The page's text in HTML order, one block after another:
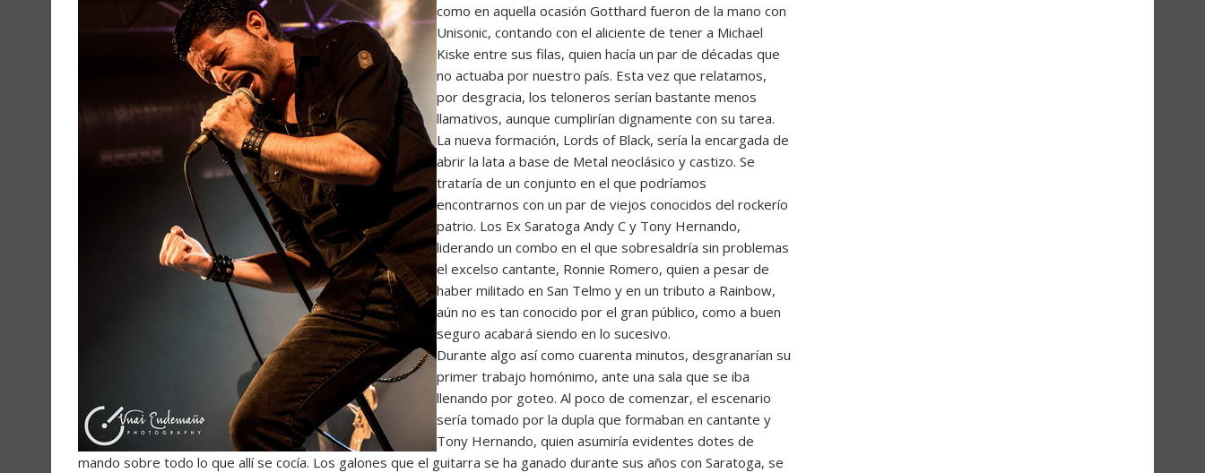
como en aquella ocasión Gotthard fueron de la mano con
Unisonic, contando con el aliciente de tener a Michael
Kiske entre sus filas, quien hacía un par de décadas que
no actuaba por nuestro país. Esta vez que relatamos,
por desgracia, los teloneros serían bastante menos
llamativos, aunque cumplirían dignamente con su tarea.
La nueva formación, Lords of Black, sería la encargada de
abrir la lata a base de Metal neoclásico y castizo. Se
trataría de un conjunto en el que podríamos
encontrarnos con un par de viejos conocidos del rockerío
patrio. Los Ex Saratoga Andy C y Tony Hernando,
liderando un combo en el que sobresaldría sin problemas
el excelso cantante, Ronnie Romero, quien a pesar de
haber militado en San Telmo y en un tributo a Rainbow,
aún no es tan conocido por el gran público, como a buen
seguro acabará siendo en lo sucesivo.
Durante algo así como cuarenta minutos, desgranarían su
primer trabajo homónimo, ante una sala que se iba
llenando por goteo. Al poco de comenzar, el escenario
sería tomado por la dupla que formaban en cantante y
Tony Hernando, quien asumiría evidentes dotes de
mando sobre todo lo que allí se cocía. Los galones que el guitarra se ha ganado durante sus años con Saratoga, se